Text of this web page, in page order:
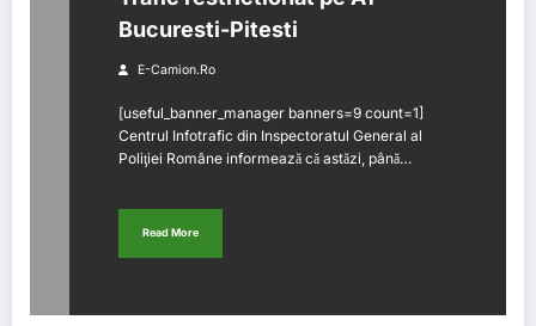
Bucuresti-Pitesti
E-Camion.ro
[useful_banner_manager banners=9 count=1]
Centrul Infotrafic din Inspectoratul General al
Poliţiei Române informează că astăzi, până…
Read More